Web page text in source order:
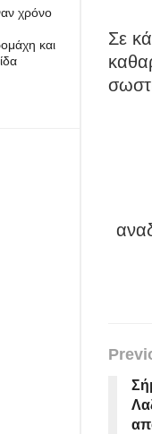
χρόνο
και
Σε